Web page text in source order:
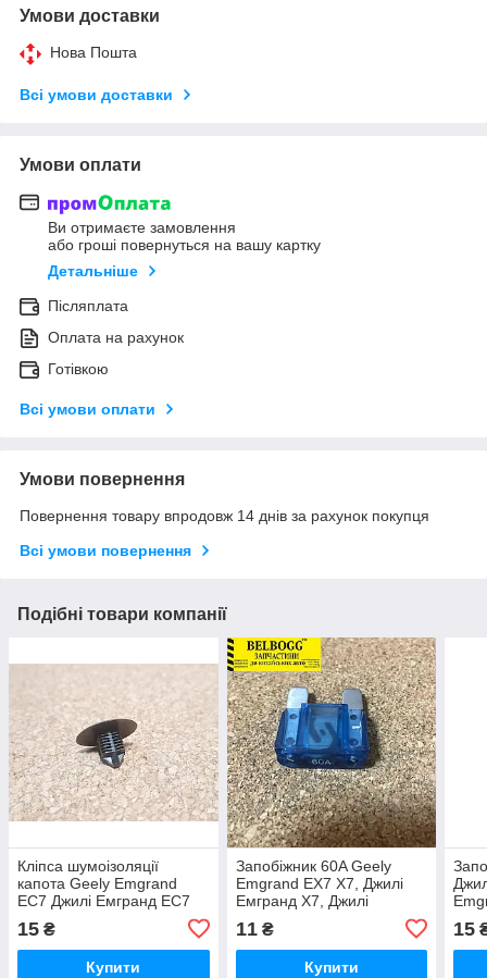
Умови доставки
Нова Пошта
Всі умови доставки
Умови оплати
Ви отримаєте замовлення
або гроші повернуться на вашу картку
Детальніше
Післяплата
Оплата на рахунок
Готівкою
Всі умови оплати
Умови повернення
Повернення товару впродовж 14 днів за рахунок покупця
Всі умови повернення
Подібні товари компанії
Кліпса шумоізоляції
капота Geely Emgrand
EC7 Джилі Емгранд ЕС7
15 ₴
Купити
Запобіжник 60A Geely
Emgrand EX7 X7, Джилі
Емгранд Х7, Джилі
11₴
Купити
15